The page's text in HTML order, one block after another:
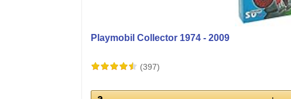
Playmobil Collector 1974 - 2009
(397)